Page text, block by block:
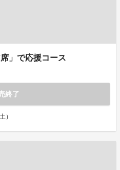
」で応援コース
終了
）